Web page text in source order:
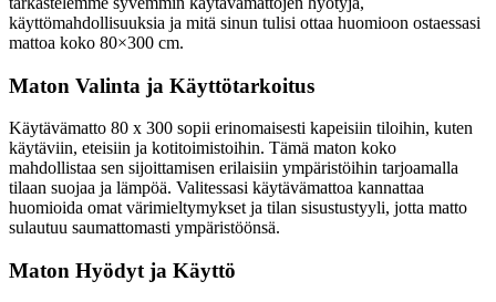
käyttömahdollisuuksia ja mitä sinun tulisi ottaa huomioon ostaessasi
mattoa koko 80×300 cm.
Maton Valinta ja Käyttötarkoitus
Käytävämatto 80 x 300 sopii erinomaisesti kapeisiin tiloihin, kuten
käytäviin, eteisiin ja kotitoimistoihin. Tämä maton koko
mahdollistaa sen sijoittamisen erilaisiin ympäristöihin tarjoamalla
tilaan suojaa ja lämpöä. Valitessasi käytävämattoa kannattaa
huomioida omat värimieltymykset ja tilan sisustustyyli, jotta matto
sulautuu saumattomasti ympäristöönsä.
Maton Hyödyt ja Käyttö